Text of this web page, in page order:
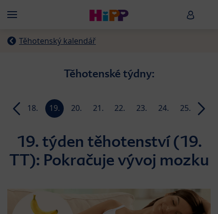
Menü HiPP
Těhotenský kalendář
Těhotenské týdny:
17.
18.
19.
20.
21.
22.
23.
24.
25.
26.
19. týden těhotenství (19.
TT): Pokračuje vývoj mozku